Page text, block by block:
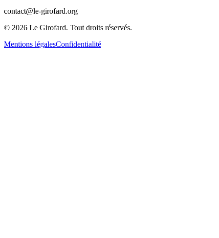
contact@le-girofard.org
© 2026 Le Girofard. Tout droits réservés.
Mentions légalesConfidentialité